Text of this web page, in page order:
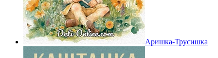
Аришка-Трусишка